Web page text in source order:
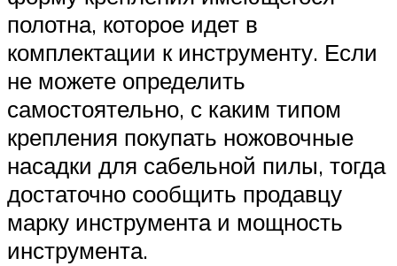
полотна, которое идет в
комплектации к инструменту. Если
не можете определить
самостоятельно, с каким типом
крепления покупать ножовочные
насадки для сабельной пилы, тогда
достаточно сообщить продавцу
марку инструмента и мощность
инструмента.